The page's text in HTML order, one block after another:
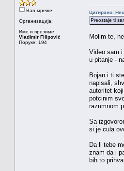
Ван мреже
Организација:
Име и презиме:
Vladimir Filipović
Поруке: 194
Цитирано:
Preostaje ti
Molim te,
Video sam
u pitanje -
Bojan i ti
napisali,
autoritet
potcinim
razumnom
Sa
si je cula
Da li tebe
znam da i
bih to